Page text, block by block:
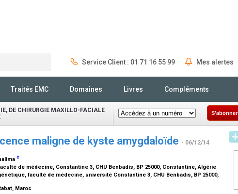
Service Client : 01 71 16 55 99 Mes alertes
Traités EMC Domaines Livres Compléments
DE CHIRURGIE MAXILLO-FACIALE
S'abonner
maligne de kyste amygdaloïde - 06/12/14
c
de médecine, Constantine 3, CHU Benbadis, BP 25000, Constantine, Algérie
faculté de médecine, université Constantine 3, CHU Benbadis, BP 25000,
Maroc